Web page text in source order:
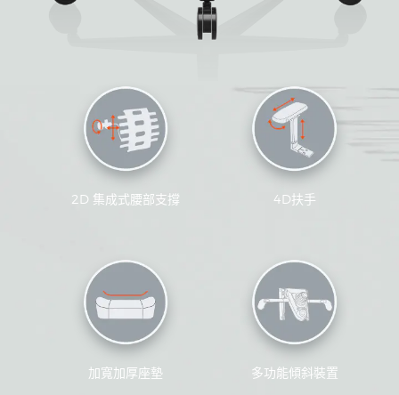
2D 集成式腰部支撐 4D扶手
加寬加厚座墊 多功能傾斜裝置